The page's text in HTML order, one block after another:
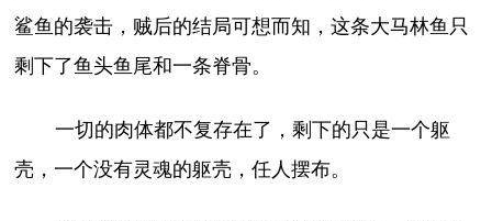
鲨鱼的袭击，贼后的结局可想而知，这条大马林鱼只
剩下了鱼头鱼尾和一条脊骨。
一切的肉体都不复存在了，剩下的只是一个躯
壳，一个没有灵魂的躯壳，任人摆布。